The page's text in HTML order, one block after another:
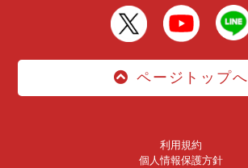
ページトップへ
利用規約
個人情報保護方針